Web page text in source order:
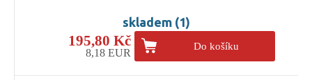
skladem (1)
195,80 Kč
8,18 EUR
Do košíku